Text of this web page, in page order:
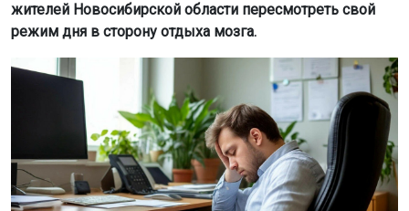
жителей Новосибирской области пересмотреть свой
режим дня в сторону отдыха мозга.